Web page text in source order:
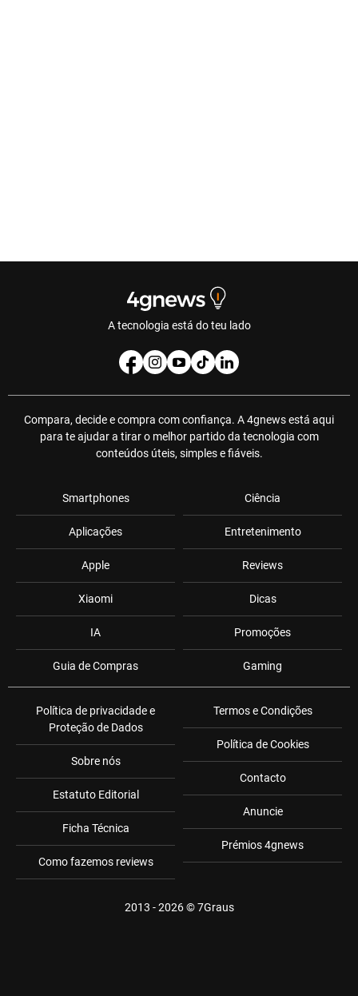
A tecnologia está do teu lado
Compara, decide e compra com confiança. A 4gnews está aqui
para te ajudar a tirar o melhor partido da tecnologia com
conteúdos úteis, simples e fiáveis.
Smartphones
Aplicações
Apple
Xiaomi
IA
Guia de Compras
Ciência
Entretenimento
Reviews
Dicas
Promoções
Gaming
Política de privacidade e
Proteção de Dados
Sobre nós
Estatuto Editorial
Ficha Técnica
Como fazemos reviews
Termos e Condições
Política de Cookies
Contacto
Anuncie
Prémios 4gnews
2013 - 2026 ©7Graus